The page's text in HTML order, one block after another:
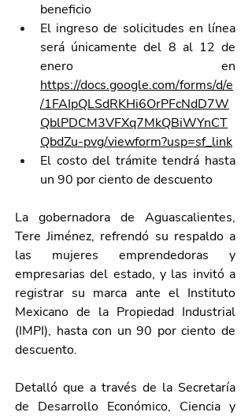
beneficio
El ingreso de solicitudes en línea
será únicamente del 8 al 12 de
https://docs.google.com/forms/d/e
/1FAIpQLSdRKHi6OrPFcNdD7W
QblPDCM3VFXq7MkQBiWYnCT
QbdZu-pvg/viewform?usp=sf_link
El costo del trámite tendrá hasta
un 90 por ciento de descuento
La gobernadora de Aguascalientes,
Tere Jiménez, refrendó su respaldo a
las mujeres emprendedoras y
empresarias del estado, y las invitó a
registrar su marca ante el Instituto
Mexicano de la Propiedad Industrial
(IMPI), hasta con un 90 por ciento de
descuento.
Detalló que a través de la Secretaría
de Desarrollo Económico, Ciencia y